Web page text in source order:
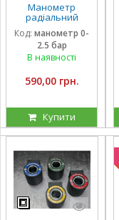
Манометр
радіальний
гліцириновий
вібростійкий 63
мм 0-2,5 Бар
Італія
Код: манометр 0-
2.5 бар
В наявності
590,00 грн.
Купити